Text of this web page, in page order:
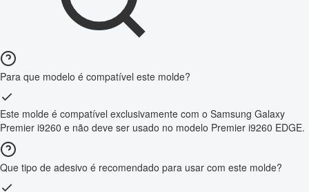
Para que modelo é compatível este molde?
Este molde é compatível exclusivamente com o Samsung Galaxy
Premier i9260 e não deve ser usado no modelo Premier i9260 EDGE.
Que tipo de adesivo é recomendado para usar com este molde?